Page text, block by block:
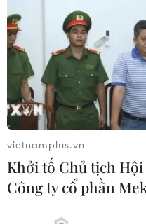
vietnamplus.vn
Khởi tố Chủ tịch
Công ty cổ phần